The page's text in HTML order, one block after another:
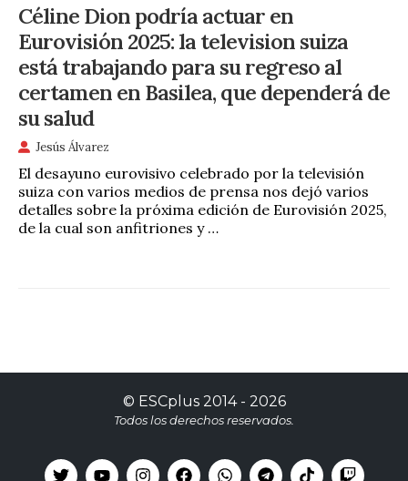
Céline Dion podría actuar en
Eurovisión 2025: la television suiza
está trabajando para su regreso al
certamen en Basilea, que dependerá de
su salud
Jesús Álvarez
El desayuno eurovisivo celebrado por la televisión
suiza con varios medios de prensa nos dejó varios
detalles sobre la próxima edición de Eurovisión 2025,
de la cual son anfitriones y …
© ESCplus2014 - 2026
Todos los derechos reservados.